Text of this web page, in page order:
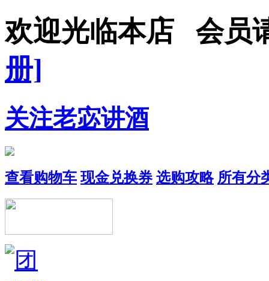
欢迎光临本店 会员
册]
关注老宓讲酒
查看购物车 现金兑换券 选购攻略 所有分